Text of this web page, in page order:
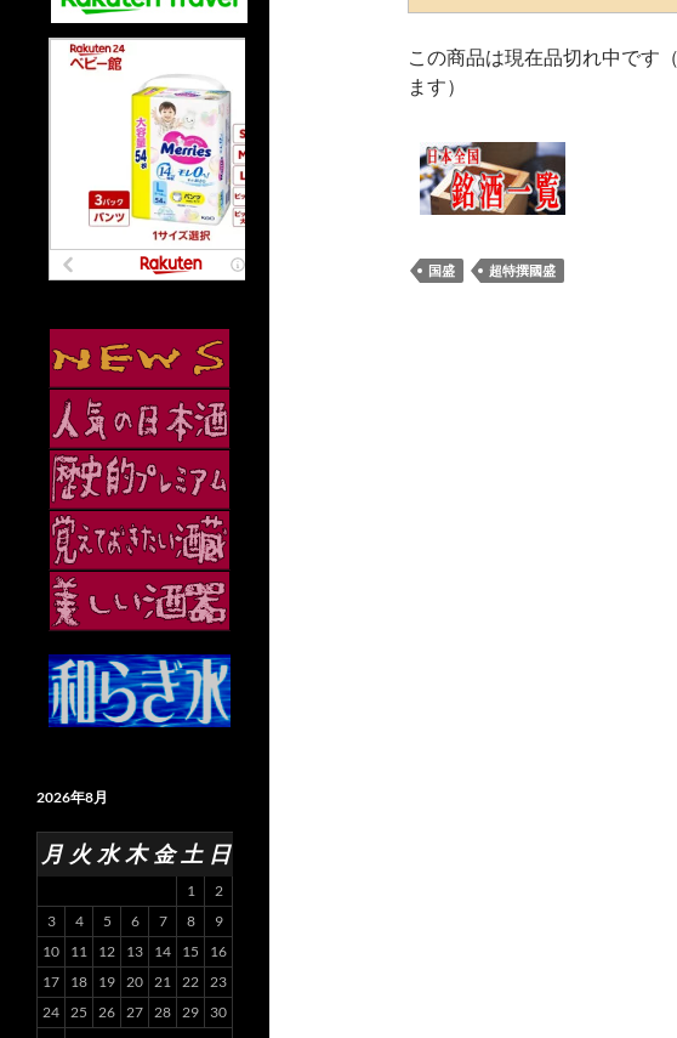
この商品は現在品切れ中です
ます）
国盛 超特撰國盛
2026年8月
月 火 水 木 金 土 日
1
2
3
4 5 6 7 8
9
10
11 12 13 14 15
16
17
18 19 20 21 22 23
24 25 26 27 28 29
30